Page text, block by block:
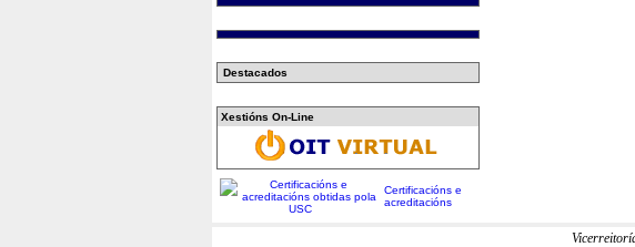
Destacados
Xestións On-Line
Certificacións e
acreditacións